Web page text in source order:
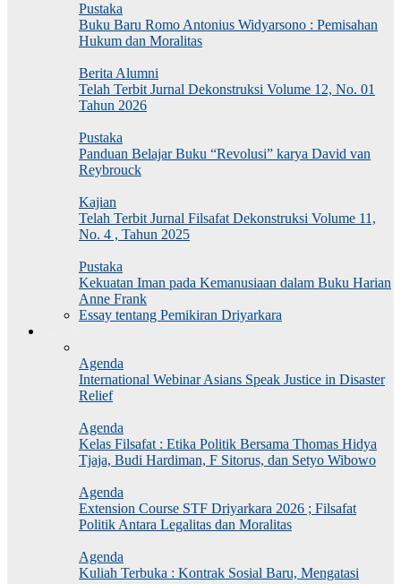
Pustaka
Buku Baru Romo Antonius Widyarsono : Pemisahan
Hukum dan Moralitas
Berita Alumni
Telah Terbit Jurnal Dekonstruksi Volume 12, No. 01
Tahun 2026
Pustaka
Panduan Belajar Buku “Revolusi” karya David van
Reybrouck
Kajian
Telah Terbit Jurnal Filsafat Dekonstruksi Volume 11,
No. 4 , Tahun 2025
Pustaka
Kekuatan Iman pada Kemanusiaan dalam Buku Harian
Anne Frank
Essay tentang Pemikiran Driyarkara
Agenda
International Webinar Asians Speak Justice in Disaster
Relief
Agenda
Kelas Filsafat : Etika Politik Bersama Thomas Hidya
Tjaja, Budi Hardiman, F Sitorus, dan Setyo Wibowo
Agenda
Extension Course STF Driyarkara 2026 ; Filsafat
Politik Antara Legalitas dan Moralitas
Agenda
Kuliah Terbuka : Kontrak Sosial Baru, Mengatasi